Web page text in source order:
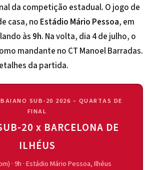
da competição estadual. O jogo de
casa, no Estádio Mário Pessoa, em
às 9h. Na volta, dia 4 de julho, o
mandante no CT Manoel Barradas.
da partida.
SUB-20 2026 – QUARTAS DE
FINAL
20 x BARCELONA DE
ILHÉUS
· 9h · Estádio Mário Pessoa, Ilhéus